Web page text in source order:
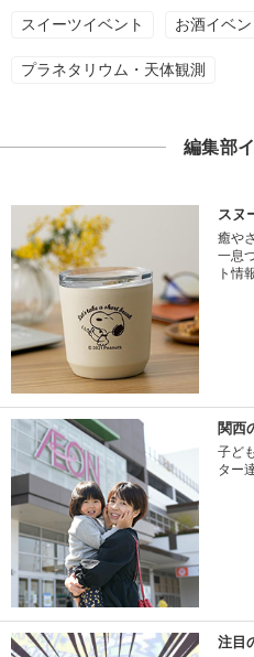
スイーツイベント お酒イベン
プラネタリウム・天体観測
編集部
スヌ
癒や
一息
ト情
関西
子ど
ター
注目